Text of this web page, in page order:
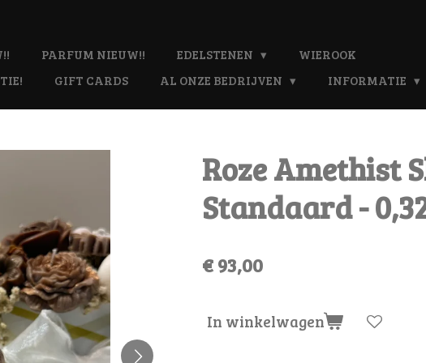
PARFUM NIEUW!! EDELSTENEN
WIEROOK
GIFT CARDS AL ONZE BEDRIJVEN INFORMATIE
Roze Amethist
Standaard -
€ 93,00
In winkelwagen